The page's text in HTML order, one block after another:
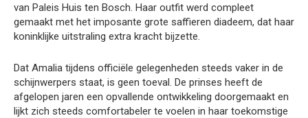
van Paleis Huis ten Bosch. Haar outfit werd compleet
gemaakt met het imposante grote saffieren diadeem, dat haar
koninklijke uitstraling extra kracht bijzette.
Dat Amalia tijdens officiële gelegenheden steeds vaker in de
schijnwerpers staat, is geen toeval. De prinses heeft de
afgelopen jaren een opvallende ontwikkeling doorgemaakt en
lijkt zich steeds comfortabeler te voelen in haar toekomstige